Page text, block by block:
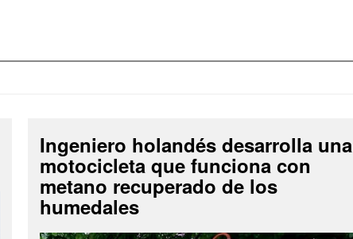
Ingeniero holandés desarrolla una
motocicleta que funciona con
metano recuperado de los
humedales